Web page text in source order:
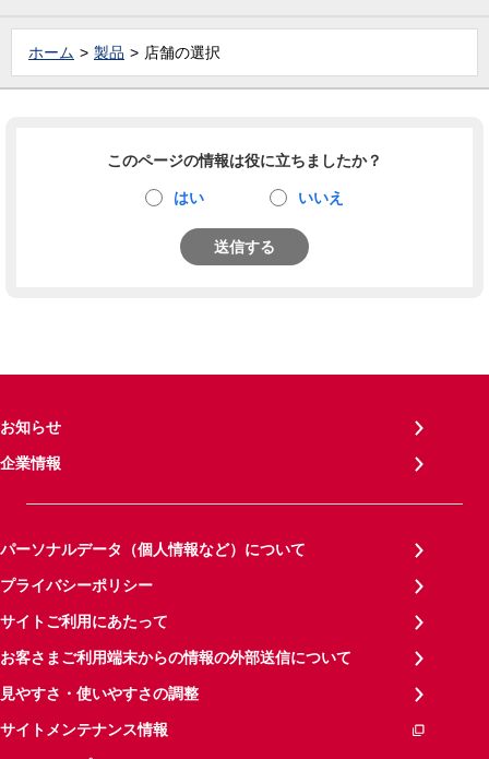
ホーム 製品 店舗の選択
このページの情報は役に立ちましたか？
はい いいえ
送信する
お知らせ
企業情報
パーソナルデータ（個人情報など）について
プライバシーポリシー
サイトご利用にあたって
お客さまご利用端末からの情報の外部送信について
見やすさ・使いやすさの調整
サイトメンテナンス情報